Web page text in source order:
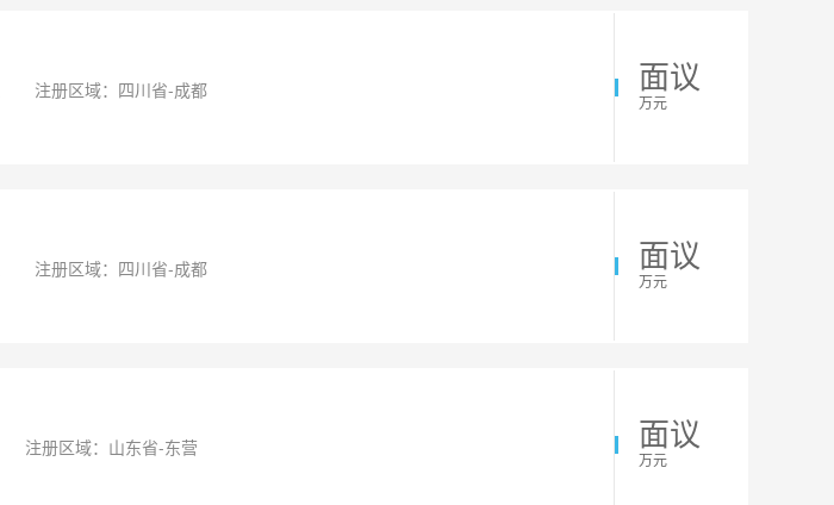
注册区域：四川省-成都
面议
万元
注册区域：四川省-成都
面议
万元
注册区域：山东省-东营
面议
万元